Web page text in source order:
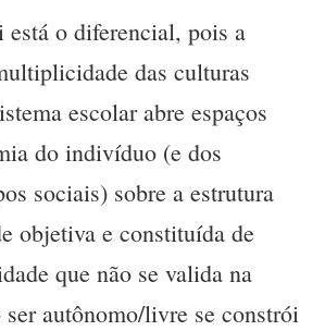
está o diferencial, pois a
das culturas
escolar abre espaços
do indivíduo (e dos
sociais) sobre a estrutura
objetiva e constituída de
que não se valida na
autônomo/livre se constrói